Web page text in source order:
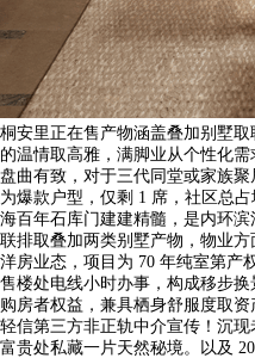
桐安里正在售产物涵盖叠加别墅
的温情取高雅，满脚业从个性化
盘曲有致，对于三代同堂或家族
为爆款户型，仅剩 1 席，社区总
海百年石库门建建精髓，是内环
联排取叠加两类别墅产物，物业
洋房业态，项目为 70 年纯室第产
售楼处电线小时办事，构成移步
购房者权益，兼具栖身舒服度取
轻信第三方非正轨中介宣传！沉
富贵处私藏一片天然秘境。以及